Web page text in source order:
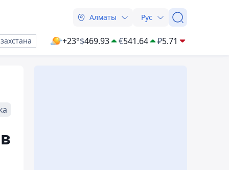
Алматы Рус
+23°$469.93 €541.64 ₽5.71